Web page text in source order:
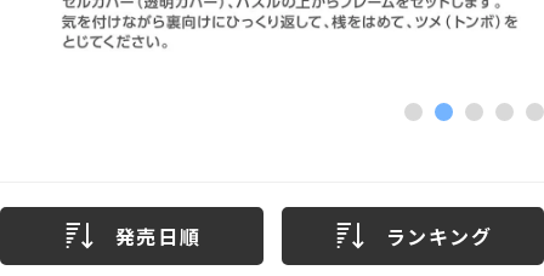
発売日順 ランキング